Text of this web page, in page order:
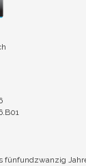
fünfundzwanzig